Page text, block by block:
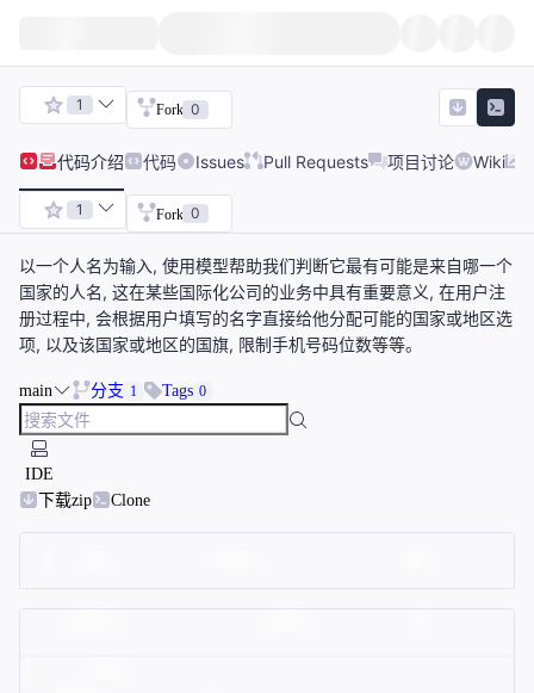
1 Fork 0
代码介绍 代码 Issues Pull Requests 项目讨论 Wiki
1 Fork 0
以一个人名为输入, 使用模型帮助我们判断它最有可能是来自哪一个
国家的人名, 这在某些国际化公司的业务中具有重要意义, 在用户注
册过程中, 会根据用户填写的名字直接给他分配可能的国家或地区选
项, 以及该国家或地区的国旗, 限制手机号码位数等等。
main 分支 1 Tags 0
IDE
下载zip
Clone